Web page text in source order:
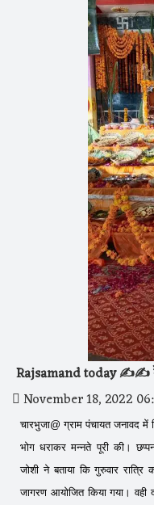
Rajsamand today ✍️✍️
November 18, 2022
चारभुजा@ ग्राम पंचायत जनावद
भोग धराकर मन्नते पूरी की।
जोशी ने बताया कि गुरुवार
जागरण आयोजित किया गया। वही